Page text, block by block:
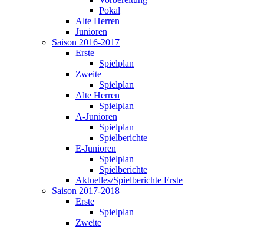
Pokal
Alte Herren
Junioren
Saison 2016-2017
Erste
Spielplan
Zweite
Spielplan
Alte Herren
Spielplan
A-Junioren
Spielplan
Spielberichte
E-Junioren
Spielplan
Spielberichte
Aktuelles/Spielberichte Erste
Saison 2017-2018
Erste
Spielplan
Zweite